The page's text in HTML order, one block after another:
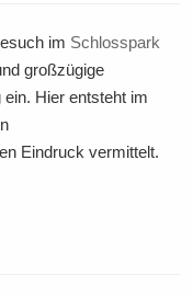
im Schlosspark
großzügige
Hier entsteht im
Eindruck vermittelt.